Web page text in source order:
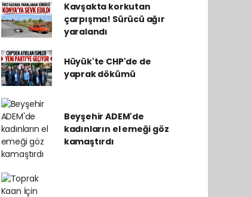
Kavşakta korkutan
çarpışma! Sürücü ağır
yaralandı
Hüyük'te CHP'de de
yaprak dökümü
Beyşehir ADEM'de
kadınların el emeği göz
kamaştırdı